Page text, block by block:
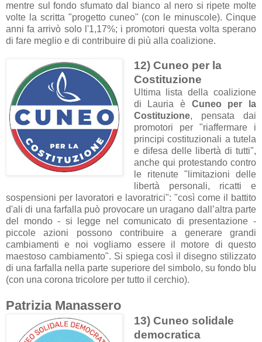
mentre sul fondo sfumato dal bianco al nero si ripete molte
volte la scritta "progetto cuneo" (con le minuscole). Cinque
anni fa arrivò solo l'1,17%; i promotori questa volta sperano
di fare meglio e di contribuire di più alla coalizione.
12) Cuneo per la
Costituzione
Ultima lista della coalizione
di Lauria è Cuneo per la
Costituzione, pensata dai
promotori per "riaffermare i
principi costituzionali a tutela
e difesa delle libertà di tutti",
anche qui protestando contro
le ritenute " limitazioni delle
libertà personali, ricatti e
sospensioni per lavoratori e lavoratrici": "così come il battito
d'ali di una farfalla può provocare un uragano dall’altra parte
del mondo - si legge nel comunicato di presentazione -
piccole azioni possono contribuire a generare grandi
cambiamenti e noi vogliamo essere il motore di questo
maestoso cambiamento". Si spiega così il disegno stilizzato
di una farfalla nella parte superiore del simbolo, su fondo blu
(con una corona tricolore per tutto il cerchio).
Patrizia Manassero
13) Cuneo solidale
democratica